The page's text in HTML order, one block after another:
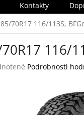
Kontakty
70R17 116/113S,
116/
Podrobnosti